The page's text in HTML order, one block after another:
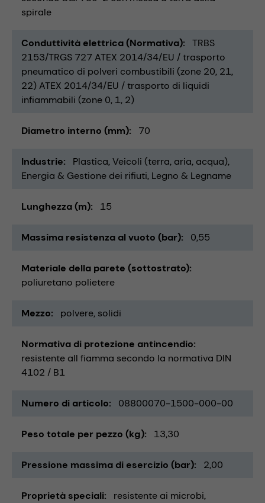
spirale
Conduttività elettrica (Normativa)
TRBS
2153/TRGS 727 ATEX 2014/34/EU / trasporto
pneumatico di polveri combustibili (zone 20, 21,
22) ATEX 2014/34/EU / trasporto di liquidi
infiammabili (zone 0, 1, 2)
Diametro interno (mm) 70
Industrie Plastica Veicoli (terra, aria, acqua)
Energia & Gestione dei rifiuti Legno & Legname
Lunghezza (m) 15
Massima resistenza al vuoto (bar) 0,55
Materiale della parete (sottostrato)
poliuretano polietere
Mezzo polvere solidi
Normativa di protezione antincendio
resistente all fiamma secondo la normativa DIN
4102 / B1
Numero di articolo 08800070-1500-000-00
Peso totale per pezzo (kg) 13,30
Pressione massima di esercizio (bar) 2,00
Proprietà speciali
resistente ai microbi